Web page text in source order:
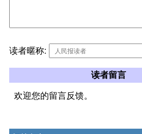
读者暱称:
读者留言
欢迎您的留言反馈。